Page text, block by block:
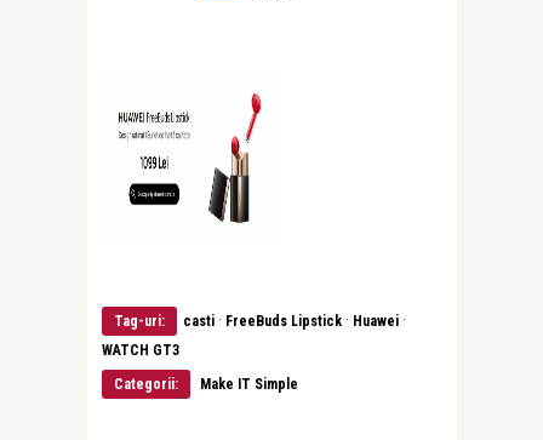
Tag-uri: casti · FreeBuds Lipstick · Huawei ·
WATCH GT3
Categorii:
Make IT Simple